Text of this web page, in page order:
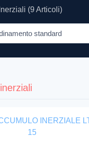
(9 Articoli)